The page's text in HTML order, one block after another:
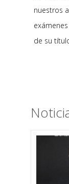
nuestros
de su